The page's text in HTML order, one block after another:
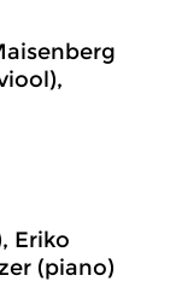
Eriko
(piano)